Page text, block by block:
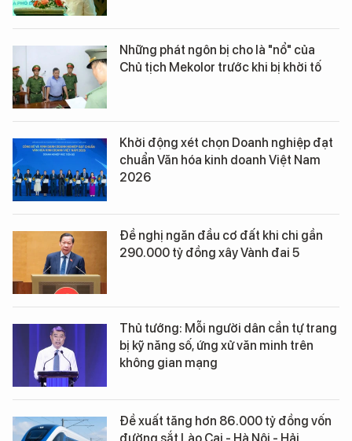
Những phát ngôn bị cho là "nổ" của
Chủ tịch Mekolor trước khi bị khởi tố
Khởi động xét chọn Doanh nghiệp đạt
chuẩn Văn hóa kinh doanh Việt Nam
2026
Đề nghị ngăn đầu cơ đất khi chi gần
290.000 tỷ đồng xây Vành đai 5
Thủ tướng: Mỗi người dân cần tự trang
bị kỹ năng số, ứng xử văn minh trên
không gian mạng
Đề xuất tăng hơn 86.000 tỷ đồng vốn
đường sắt Lào Cai - Hà Nội - Hải